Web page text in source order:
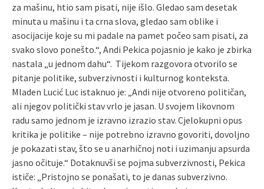
za mašinu, htio sam pisati, nije išlo. Gledao sam desetak
minuta u mašinu i ta crna slova, gledao sam oblike i
asocijacije koje su mi padale na pamet počeo sam pisati, za
svako slovo ponešto.“, Andi Pekica pojasnio je kako je zbirka
nastala „u jednom dahu“. Tijekom razgovora otvorilo se
pitanje politike, subverzivnosti i kulturnog konteksta.
Mladen Lucić Luc istaknuo je: „Andi nije otvoreno političan,
ali njegov politički stav vrlo je jasan. U svojem likovnom
radu samo jednom je izravno izrazio stav. Cjelokupni opus
kritika je politike – nije potrebno izravno govoriti, dovoljno
je pokazati stav, što se u anarhičnoj noti i uzimanju apsurda
jasno očituje.“ Dotaknuvši se pojma subverzivnosti, Pekica
ističe: „Pristojno se ponašati, to je danas subverzivno.